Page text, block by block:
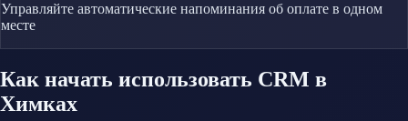
Управляйте автоматические напоминания об оплате в одном
месте
Как начать использовать CRM в
Химках